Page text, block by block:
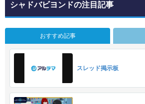
シャドバビヨンドの注目記事
おすすめ記事
スレッド掲示板